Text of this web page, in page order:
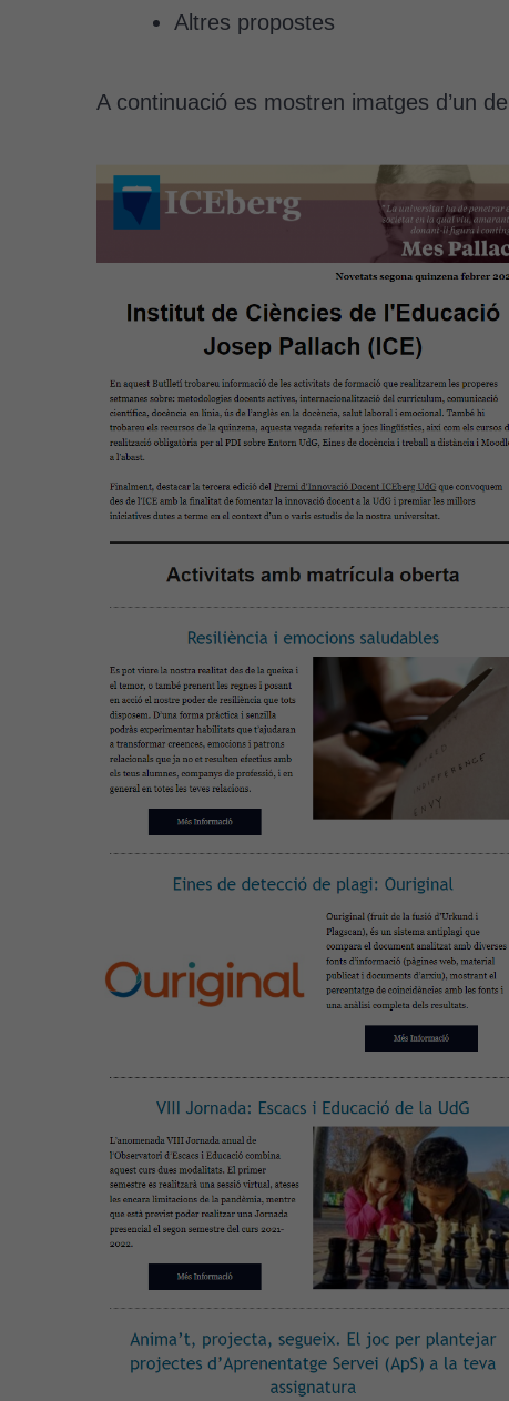
Altres propostes
A continuació es mostren imatges d’un